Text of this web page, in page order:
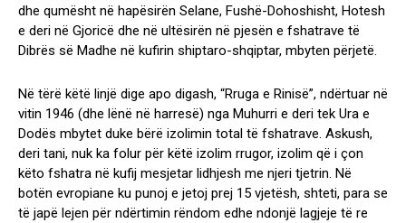
dhe qumësht në hapësirën Selane, Fushë-Dohoshisht, Hotesh
e deri në Gjoricë dhe në ultësirën në pjesën e fshatrave të
Dibrës së Madhe në kufirin shiptaro-shqiptar, mbyten përjetë.
Në tërë këtë linjë dige apo digash, “Rruga e Rinisë”, ndërtuar në
vitin 1946 (dhe lënë në harresë) nga Muhurri e deri tek Ura e
Dodës mbytet duke bërë izolimin total të fshatrave. Askush,
deri tani, nuk ka folur për këtë izolim rrugor, izolim që i çon
këto fshatra në kufij mesjetar lidhjesh me njeri tjetrin. Në
botën evropiane ku punoj e jetoj prej 15 vjetësh, shteti, para se
të japë lejen për ndërtimin rëndom edhe ndonjë lagjeje të re